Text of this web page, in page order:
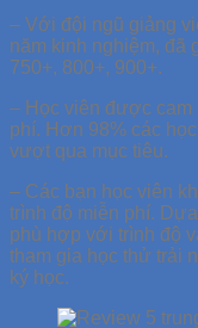
– Với đội ngũ giảng
năm kinh nghiệm, đã
750+, 800+, 900+.
– Học viên được cam
phí. Hơn 98% các
vượt qua mục tiêu.
– Các bạn học viên
trình độ miễn phí.
phù hợp với trình độ
tham gia học thử trải
ký học.